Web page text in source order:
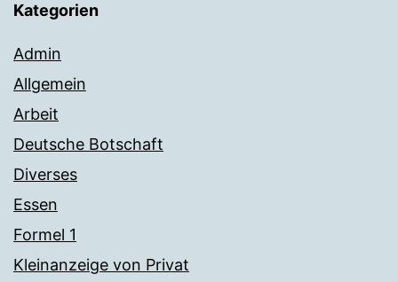
Kategorien
Admin
Allgemein
Arbeit
Deutsche Botschaft
Diverses
Essen
Formel 1
Kleinanzeige von Privat